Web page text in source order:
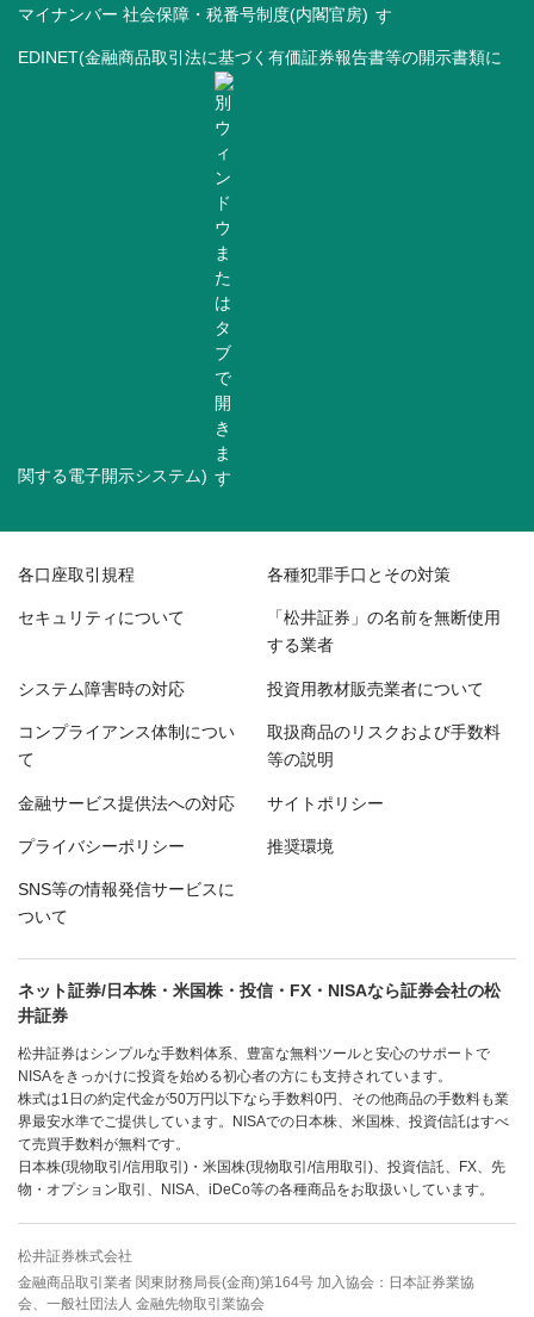
マイナンバー 社会保障・税番号制度(内閣官房)
EDINET(金融商品取引法に基づく有価証券報告書等の開示書類に
関する電子開示システム)
各口座取引規程 各種犯罪手口とその対策
セキュリティについて 「松井証券」の名前を無断使用
する業者
システム障害時の対応 投資用教材販売業者について
コンプライアンス体制につい
て
取扱商品のリスクおよび手数料
等の説明
金融サービス提供法への対応 サイトポリシー
プライバシーポリシー 推奨環境
SNS等の情報発信サービスに
ついて
ネット証券/日本株・米国株・投信・FX・NISAなら証券会社の松
井証券
松井証券はシンプルな手数料体系、豊富な無料ツールと安心のサポートで
NISAをきっかけに投資を始める初心者の方にも支持されています。
株式は1日の約定代金が50万円以下なら手数料0円、その他商品の手数料も業
界最安水準でご提供しています。NISAでの日本株、米国株、投資信託はすべ
て売買手数料が無料です。
日本株(現物取引/信用取引)・米国株(現物取引/信用取引)、投資信託、FX、先
物・オプション取引、NISA、iDeCo等の各種商品をお取扱いしています。
松井証券株式会社
金融商品取引業者 関東財務局長(金商)第164号 加入協会：日本証券業協
会、一般社団法人 金融先物取引業協会